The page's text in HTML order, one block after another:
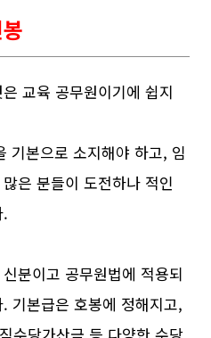
교육 공무원이기에 쉽지
기본으로 소지해야 하고, 임
은 분들이 도전하나 적인
분이고 공무원법에 적용되
기본급은 호봉에 정해지고,